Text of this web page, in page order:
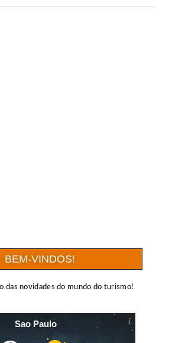
BEM-VINDOS!
das novidades do mundo do turismo!
Sao Paulo